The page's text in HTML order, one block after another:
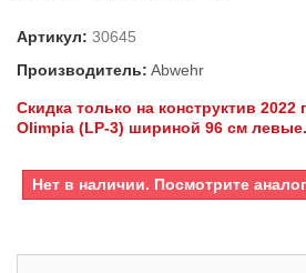
Артикул: 30645
Производитель: Abwehr
Скидка только на конструктив
Olimpia (LP-3) шириной 96 см левые.
Нет в наличии. Посмотрите